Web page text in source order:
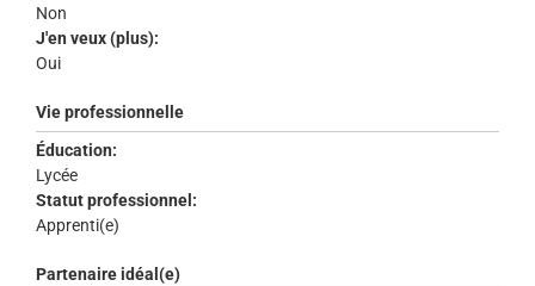
Non
J'en veux (plus):
Oui
Vie professionnelle
Éducation:
Lycée
Statut professionnel:
Apprenti(e)
Partenaire idéal(e)